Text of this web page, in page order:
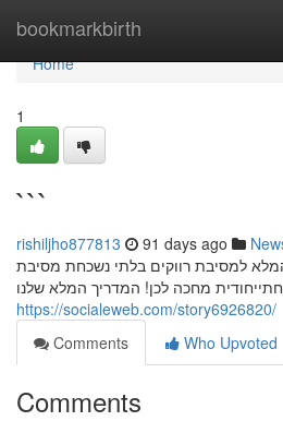
bookmarkbirth
Home
Home
1
```
rishiljho877813 91 days ago
למסיבת רווקים בלתי נשכחת מסיבת
מחכה לכן! המדריך המלא שלנו
https://socialeweb.com/story6926820/
Comments
Who Upvoted
Comments